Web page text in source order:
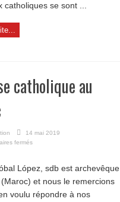
catholiques se sont ...
catholique au
14 mai 2019
fermés
au
Maroc
López, sdb est archevêque
et nous le remercions
voulu répondre à nos